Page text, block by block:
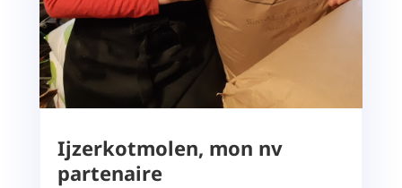
Ijzerkotmolen, mon nv
partenaire